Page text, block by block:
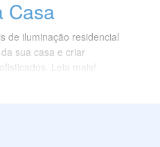
Casa
de iluminação residencial
sua casa e criar
Leia mais!